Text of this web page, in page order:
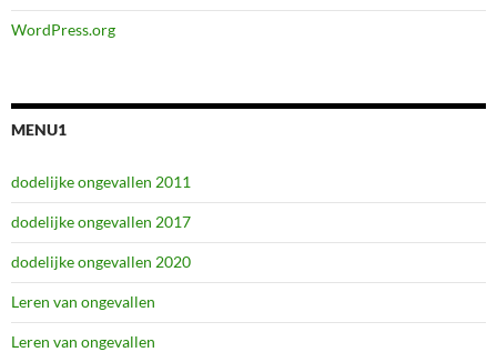
WordPress.org
MENU1
dodelijke ongevallen 2011
dodelijke ongevallen 2017
dodelijke ongevallen 2020
Leren van ongevallen
Leren van ongevallen